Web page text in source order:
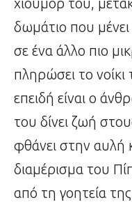
χιούμορ του,
δωμάτιο που
σε ένα άλλο πιο
πληρώσει το
επειδή είναι ο
του δίνει ζωή
φθάνει στην αυλή
διαμέρισμα του
από τη γοητεία